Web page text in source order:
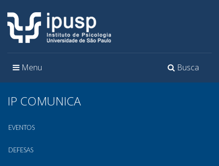
Toggle
Busca
Toggle
Menu
IP COMUNICA
EVENTOS
DEFESAS